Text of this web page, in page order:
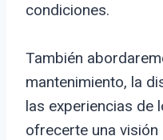
condiciones.
También
mantenimiento, la
las experiencias de
ofrecerte una